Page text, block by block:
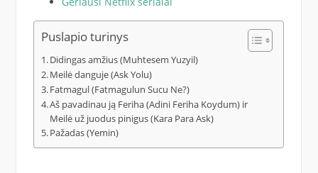
Puslapio turinys
Didingas amžius (Muhtesem Yuzyil)
Meilė danguje (Ask Yolu)
Fatmagul (Fatmagulun Sucu Ne?)
Aš pavadinau ją Feriha (Adini Feriha Koydum) ir
Meilė už juodus pinigus (Kara Para Ask)
Pažadas (Yemin)